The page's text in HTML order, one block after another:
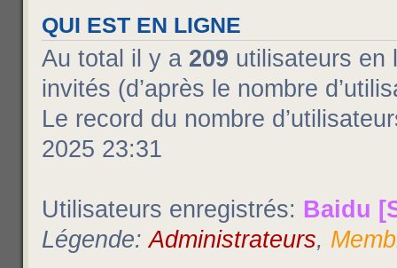
QUI EST EN LIGNE
Au total il y a 209 utilisateurs en
invités (d’après le nombre
Le record du nombre
2025 23:31
Utilisateurs enregistrés: Baidu
Légende:Administrateurs,